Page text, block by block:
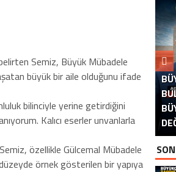
Semiz, Büyük Mübadele
büyük bir aile olduğunu ifade
bilinciyle yerine getirdiğini
Kalıcı eserler unvanlarla
özellikle Gülcemal Mübadele
örnek gösterilen bir yapıya